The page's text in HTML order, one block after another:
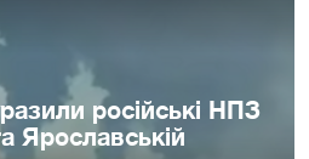
російські НПЗ
Ярославській